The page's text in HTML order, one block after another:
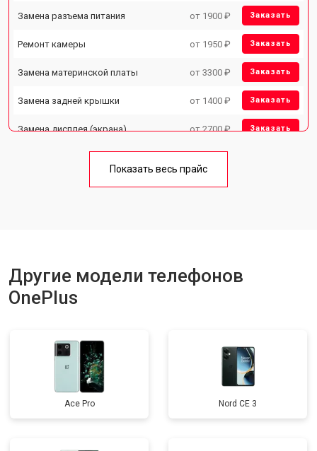
Замена разъема питания от 1900 ₽ Заказать
Ремонт камеры от 1950 ₽ Заказать
Замена материнской платы от 3300 ₽ Заказать
Замена задней крышки от 1400 ₽ Заказать
Замена дисплея (экрана) от 2700 ₽ Заказать
Замена кнопки включения от 1750 ₽
Показать весь прайс
Другие модели телефонов
OnePlus
Ace Pro Nord CE 3